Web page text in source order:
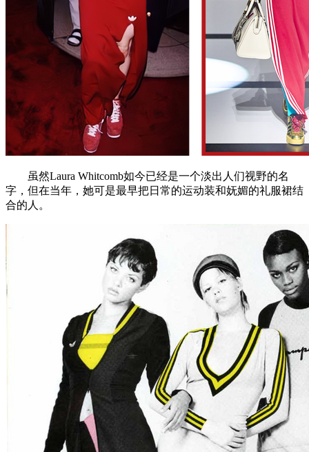
虽然Laura Whitcomb如今已经是一个淡出人们视野的名
字，但在当年，她可是最早把日常的运动装和妩媚的礼服裙结
合的人。